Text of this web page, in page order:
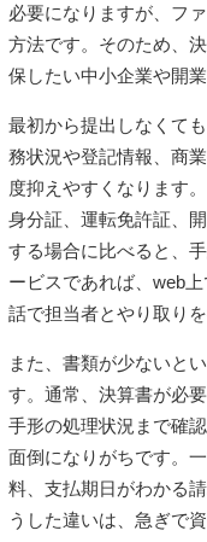
必要になりますが、フ
方法です。そのため、
保したい中小企業や開
最初から提出しなくて
務状況や登記情報、商
度抑えやすくなります
身分証、運転免許証、
する場合に比べると、
ービスであれば、web
話で担当者とやり取り
また、書類が少ないと
す。通常、決算書が必
手形の処理状況まで確
面倒になりがちです。
料、支払期日がわかる
うした違いは、急ぎで